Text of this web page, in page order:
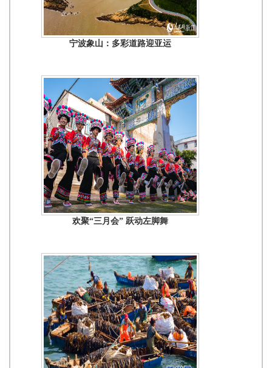
宁波象山：多彩道路迎亚运
欢聚“三月会” 跃动左脚舞